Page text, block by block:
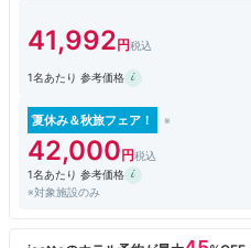
ます。窓が大きいので、景色はとて
41,992
1名あたり 参考価格
夏休み＆秋旅フェア！
42,000
1名あたり 参考価格
※対象施設のみ